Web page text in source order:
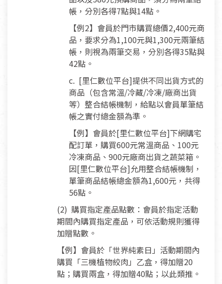
帳，分別各得7點與14點。
【例2】會員於門市購買總價2,400元商
品，要求分為1,100元與1,300元兩筆結
帳，則視為兩筆交易，分別各得35點與
42點。
c. [里仁數位平台]提供不同出貨方式的
商品（包含常溫/冷藏/冷凍/廠商出貨
等）整合結帳機制，給點以會員單筆結
帳之實付總金額為準。
【例】會員於[里仁數位平台]下網購宅
配訂單，購買600元常溫商品、100元
冷凍商品、900元廠商出貨之蔬菜箱。
因[里仁數位平台]允用整合結帳機制，
單筆商品結帳總金額為1,600元，共得
56點。
(2) 購買指定產品點數：會員於指定活動
期間內購買指定產品，可依活動規則獲得
加贈點數。
【例】會員於「世界純素日」活動期間內
購買「三機植物絞肉」乙盒，得加贈20
點；購買兩盒，得加贈40點；以此類推。